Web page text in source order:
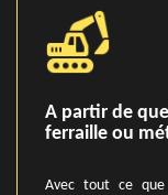
A partir de
ferraille ou
Avec tout ce